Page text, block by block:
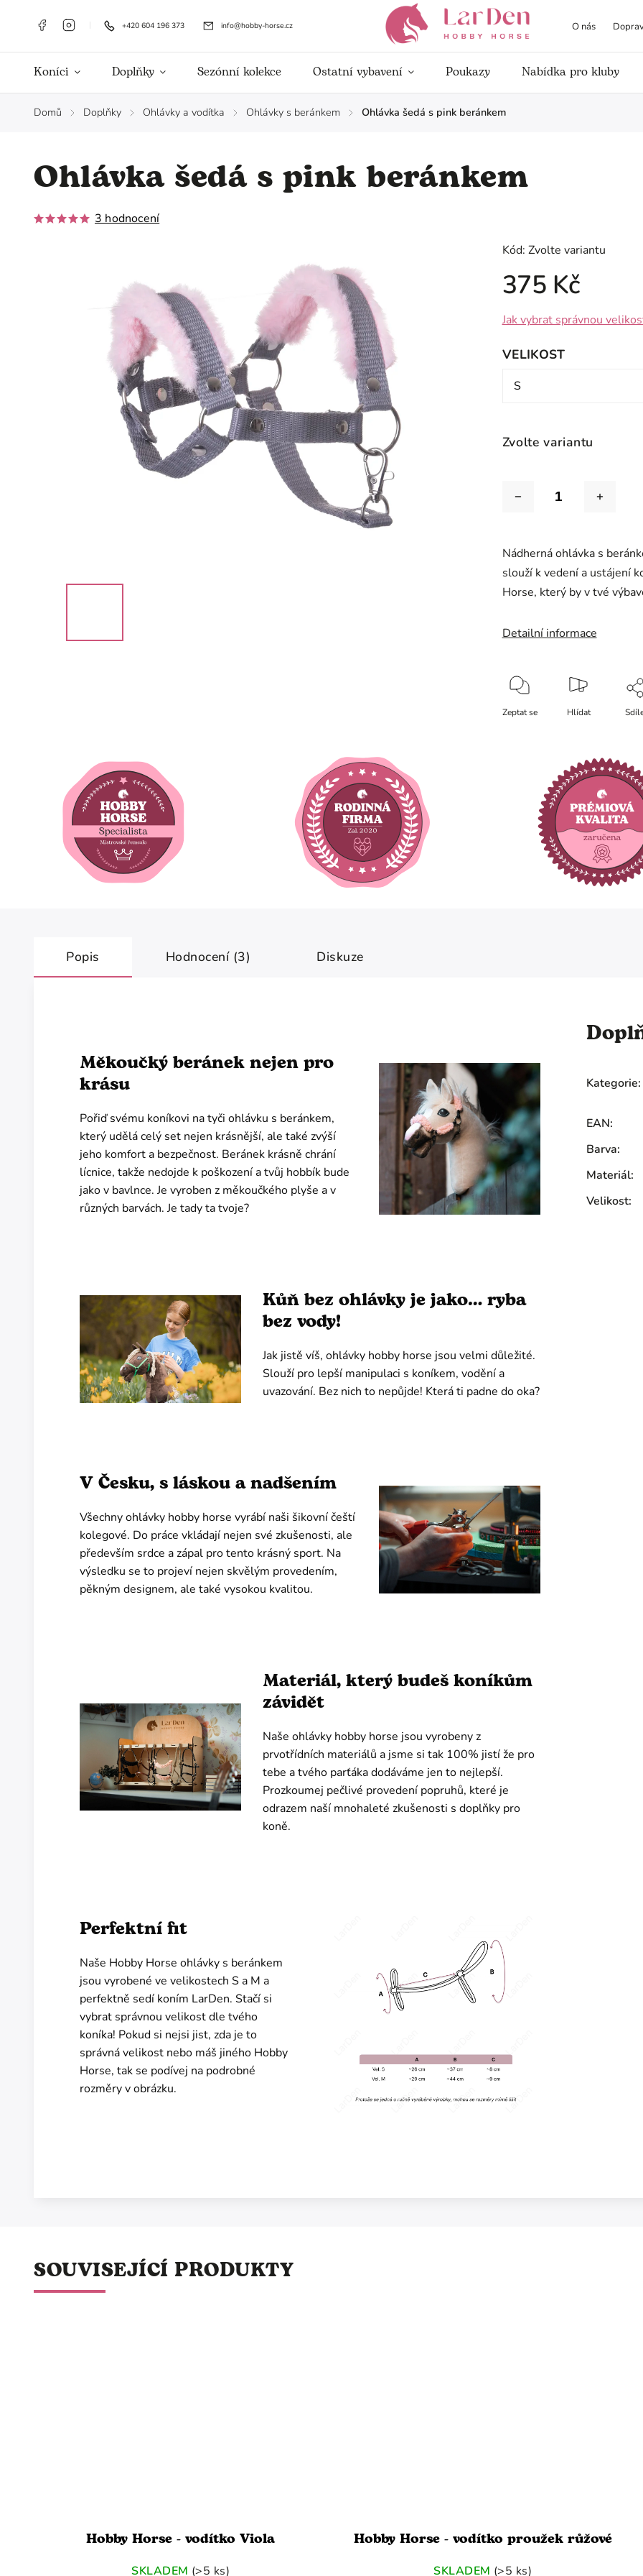
+420 604 196 373 info@hobby-horse.cz O nás
Koníci Doplňky Sezónní kolekce Ostatní vybavení Poukazy Nabídka pro kluby
Domů / Doplňky / Ohlávky a vodítka / Ohlávky s beránkem / Ohlávka šedá s pink beránkem
Ohlávka šedá s pink beránkem
3 hodnocení
Kód: Zvolte variantu
375 Kč
Zvolte variantu
Jak vybrat správnou
VELIKOST
Nádherná ohlávka s
slouží k vedení a ustájení
Horse, který by v tvé
Detailní informace
Zeptat se Hlídat
Popis Hodnocení (3) Diskuze
Měkoučký beránek nejen pro
krásu
Pořiď svému koníkovi na tyči ohlávku s beránkem,
který udělá celý set nejen krásnější, ale také zvýší
jeho komfort a bezpečnost. Beránek krásně chrání
lícnice, takže nedojde k poškození a tvůj hobbík bude
jako v bavlnce. Je vyroben z měkoučkého plyše a v
různých barvách. Je tady ta tvoje?
Kůň bez ohlávky je jako… ryba
bez vody!
Jak jistě víš, ohlávky hobby horse jsou velmi důležité.
Slouží pro lepší manipulaci s koníkem, vodění a
uvazování. Bez nich to nepůjde! Která ti padne do oka?
V Česku, s láskou a nadšením
Všechny ohlávky hobby horse vyrábí naši šikovní čeští
kolegové. Do práce vkládají nejen své zkušenosti, ale
především srdce a zápal pro tento krásný sport. Na
výsledku se to projeví nejen skvělým provedením,
pěkným designem, ale také vysokou kvalitou.
Materiál, který budeš koníkům
závidět
Naše ohlávky hobby horse jsou vyrobeny z
prvotřídních materiálů a jsme si tak 100% jistí že pro
tebe a tvého parťáka dodáváme jen to nejlepší.
Prozkoumej pečlivé provedení popruhů, které je
odrazem naší mnohaleté zkušenosti s doplňky pro
koně.
Perfektní fit
Naše Hobby Horse ohlávky s beránkem
jsou vyrobené ve velikostech S a M a
perfektně sedí koním LarDen. Stačí si
vybrat správnou velikost dle tvého
koníka! Pokud si nejsi jist, zda je to
správná velikost nebo máš jiného Hobby
Horse, tak se podívej na podrobné
rozměry v obrázku.
Kategorie:
EAN:
Barva:
Materiál:
Velikost:
SOUVISEJÍCÍ PRODUKTY
Hobby Horse - vodítko Viola
SKLADEM (>5 ks)
Hobby Horse - vodítko proužek růžové
SKLADEM (>5 ks)